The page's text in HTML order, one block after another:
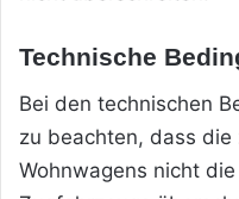
Technische
Bei den technischen
zu beachten, dass die
Wohnwagens nicht